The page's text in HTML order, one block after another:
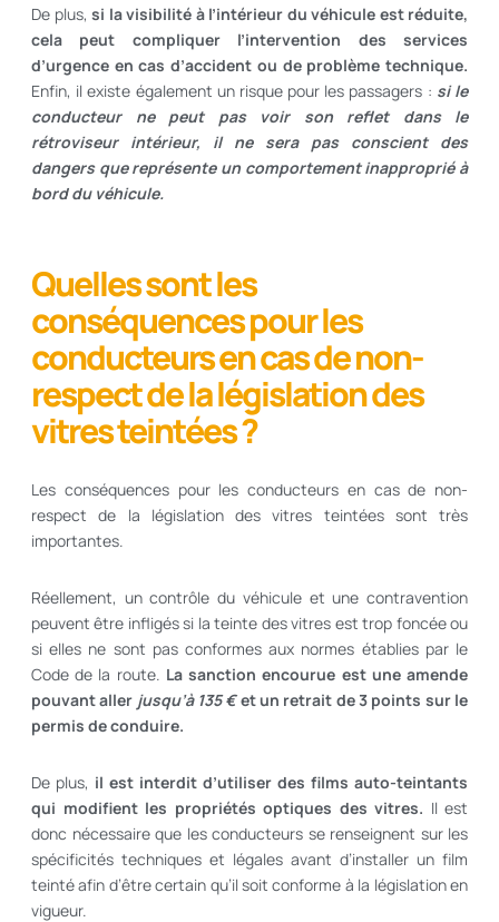
De plus, si la visibilité à l’intérieur du véhicule est réduite,
cela peut compliquer l’intervention des services
d’urgence en cas d’accident ou de problème technique.
Enfin, il existe également un risque pour les passagers : si le
conducteur ne peut pas voir son reflet dans le
rétroviseur intérieur, il ne sera pas conscient des
dangers que représente un comportement inapproprié à
bord du véhicule.
Quelles sont les
conséquences pour les
conducteurs en cas de non-
respect de la législation des
vitres teintées ?
Les conséquences pour les conducteurs en cas de non-
respect de la législation des vitres teintées sont très
importantes.
Réellement, un contrôle du véhicule et une contravention
peuvent être infligés si la teinte des vitres est trop foncée ou
si elles ne sont pas conformes aux normes établies par le
Code de la route. La sanction encourue est une amende
pouvant aller jusqu’à 135 €et un retrait de 3 points sur le
permis de conduire.
De plus, il est interdit d’utiliser des films auto-teintants
qui modifient les propriétés optiques des vitres. Il est
donc nécessaire que les conducteurs se renseignent sur les
spécificités techniques et légales avant d’installer un film
teinté afin d’être certain qu’il soit conforme à la législation en
vigueur.